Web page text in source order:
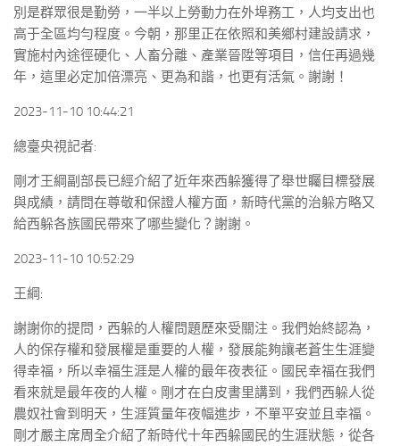
別是群眾很是勤勞，一半以上勞動力在外埠務工，人均支出也
高于全區均勻程度。今朝，那里正在依照和美鄉村建設請求，
實施村內途徑硬化、人畜分離、產業晉陞等項目，信任再過幾
年，這里必定加倍漂亮、更為和諧，也更有活氣。謝謝！
2023-11-10 10:44:21
總臺央視記者:
剛才王綱副部長已經介紹了近年來西躲獲得了舉世矚目標發展
與成績，請問在尊敬和保證人權方面，新時代黨的治躲方略又
給西躲各族國民帶來了哪些變化？謝謝。
2023-11-10 10:52:29
王綱:
謝謝你的提問，西躲的人權問題歷來受關注。我們始終認為，
人的保存權和發展權是重要的人權，發展能夠讓老蒼生生涯變
得幸福，所以幸福生涯是人權的最年夜表征。國民幸福在我們
看來就是最年夜的人權。剛才在白皮書里講到，我們西躲人從
農奴社會到明天，生涯質量年夜幅進步，不單平安並且幸福。
剛才嚴主席周全介紹了新時代十年西躲國民的生涯狀態，從各